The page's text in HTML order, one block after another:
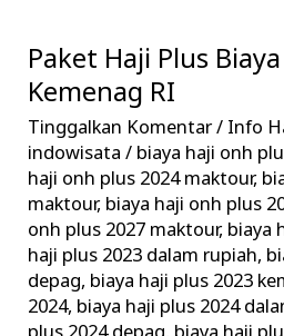
Paket Haji Plus
Kemenag RI
Tinggalkan Komentar/ Info
indowisata/ biaya haji onh
haji onh plus 2024 maktour,
maktour, biaya haji onh plus
onh plus 2027 maktour, biaya
haji plus 2023 dalam rupiah,
depag, biaya haji plus 2023
2024, biaya haji plus 2024
Paket
Haji
Plus
Biaya
Kuota
Resmi
Kemenag
RI